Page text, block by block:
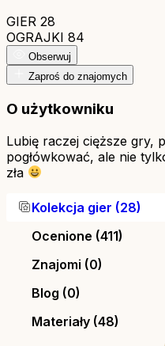
GIER 28
OGRAJKI 84
Obserwuj
Zaproś do znajomych
O użytkowniku
Lubię raczej cięższe gry,
pogłówkować, ale nie
zła
Kolekcja gier (28)
Ocenione (411)
Znajomi (0)
Blog (0)
Materiały (48)